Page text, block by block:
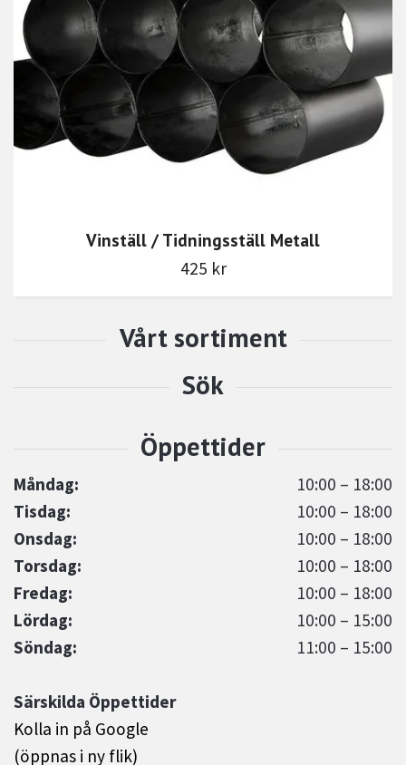
Måndag:
10:00 – 18:00
Tisdag:
10:00 – 18:00
Onsdag:
10:00 – 18:00
Torsdag:
10:00 – 18:00
Fredag:
10:00 – 18:00
Lördag:
10:00 – 15:00
Söndag:
11:00 – 15:00
Särskilda Öppettider
Kolla in på Google
(öppnas i ny flik)
Vinställ / Tidningsställ Metall
425 kr